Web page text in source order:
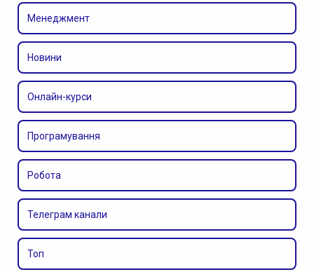
Менеджмент
Новини
Онлайн-курси
Програмування
Робота
Телеграм канали
Топ